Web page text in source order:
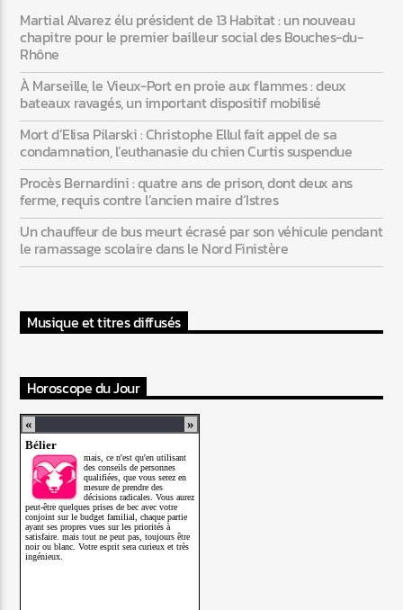
Martial Alvarez élu président de 13 Habitat : un nouveau
chapitre pour le premier bailleur social des Bouches-du-
Rhône
À Marseille, le Vieux-Port en proie aux flammes : deux
bateaux ravagés, un important dispositif mobilisé
Mort d’Elisa Pilarski : Christophe Ellul fait appel de sa
condamnation, l’euthanasie du chien Curtis suspendue
Procès Bernardini : quatre ans de prison, dont deux ans
ferme, requis contre l’ancien maire d’Istres
Un chauffeur de bus meurt écrasé par son véhicule pendant
le ramassage scolaire dans le Nord Finistère
Musique et titres diffusés
Horoscope du Jour